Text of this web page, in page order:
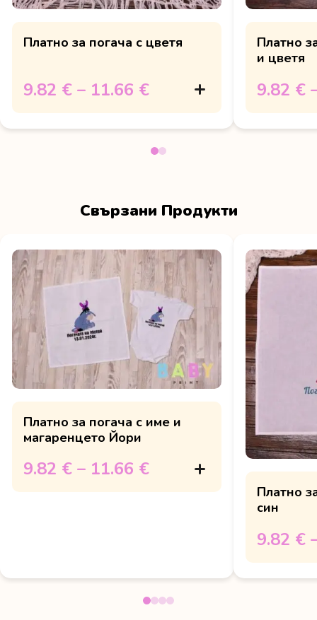
Платно за погача с цветя
9.82 € – 11.66 €
Платно
и цветя
9.82 €
Свързани Продукти
Платно за погача с име и
магаренцето Йори
9.82 € – 11.66 €
Платно
син
9.82 €